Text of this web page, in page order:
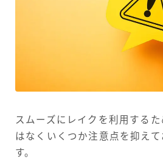
スムーズにレイクを利用する
はなくいくつか注意点を抑え
す。